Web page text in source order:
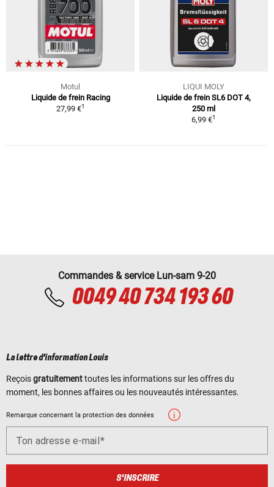
Motul
Liquide de frein Racing
27,99 €1
LIQUI MOLY
Liquide de frein SL6 DOT 4,
250 ml
6,99 €1
Commandes & service Lun-sam 9-20
0049 40 734 193 60
La lettre d'information Louis
Reçoisgratuitementtoutes les informations sur les offres du
moment, les bonnes affaires ou les nouveautés intéressantes.
Remarque concernant la protection des données
Ton adresse e-mail
S'INSCRIRE